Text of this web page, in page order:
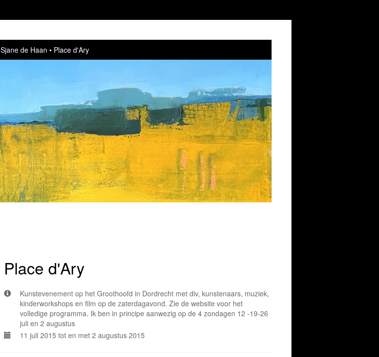
Sjane de Haan Place d'Ary
Place d'Ary
Kunstevenement op het Groothoofd in Dordrecht met div, kunstenaars, muziek,
kinderworkshops en film op de zaterdagavond. Zie de website voor het
volledige programma. Ik ben in principe aanwezig op de 4 zondagen 12 -19-26
juli en 2 augustus
11 juli 2015 tot en met 2 augustus 2015